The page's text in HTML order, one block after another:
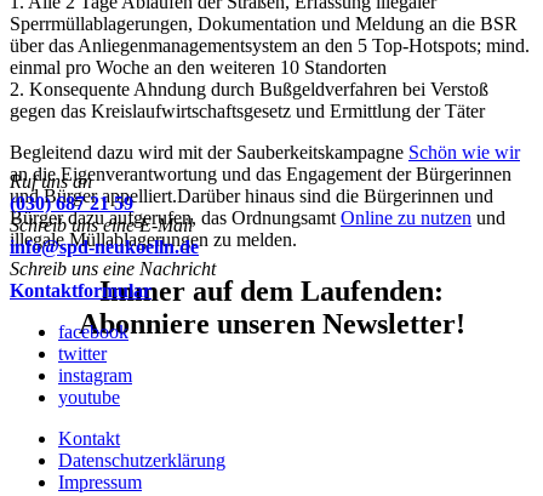
Sperrmüllablagerungen, Dokumentation und Meldung an die BSR
über das Anliegenmanagementsystem an den 5 Top-Hotspots; mind.
einmal pro Woche an den weiteren 10 Standorten
2. Konsequente Ahndung durch Bußgeldverfahren bei Verstoß
gegen das Kreislaufwirtschaftsgesetz und Ermittlung der Täter
Begleitend dazu wird mit der Sauberkeitskampagne Schön wie wir
an die Eigenverantwortung und das Engagement der Bürgerinnen
und Bürger appelliert.Darüber hinaus sind die Bürgerinnen und
Bürger dazu aufgerufen, das Ordnungsamt Online zu nutzen und
illegale Müllablagerungen zu melden.
Immer auf dem Laufenden:
Abonniere unseren Newsletter!
Ruf uns an
(030) 687 21 59
Schreib uns eine E-Mail
info@spd-neukoelln.de
Schreib uns eine Nachricht
Kontaktformular
facebook
twitter
instagram
youtube
Kontakt
Datenschutzerklärung
Impressum